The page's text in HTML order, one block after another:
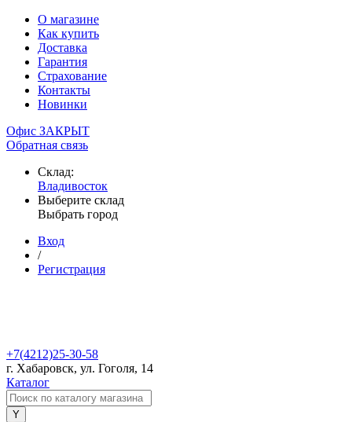
О магазине
Как купить
Доставка
Гарантия
Страхование
Контакты
Новинки
Офис ЗАКРЫТ
Обратная связь
Склад:
Владивосток
Выберите склад
Выбрать город
Вход
/
Регистрация
+7(4212)25-30-58
г. Хабаровск, ул. Гоголя, 14
Каталог